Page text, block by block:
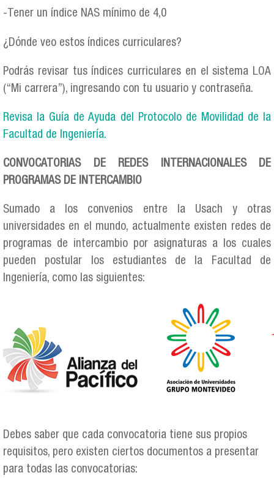
-Tener un índice NAS mínimo de 4,0
¿Dónde veo estos índices curriculares?
Podrás revisar tus índices curriculares en el sistema LOA
(“Mi carrera”), ingresando con tu usuario y contraseña.
Revisa la Guía de Ayuda del Protocolo de Movilidad de la
Facultad de Ingeniería.
CONVOCATORIAS DE REDES INTERNACIONALES DE
PROGRAMAS DE INTERCAMBIO
Sumado a los convenios entre la Usach y otras
universidades en el mundo, actualmente existen redes de
programas de intercambio por asignaturas a los cuales
pueden postular los estudiantes de la Facultad de
Ingeniería, como las siguientes:
redes_drii.png
Debes saber que cada convocatoria tiene sus propios
requisitos, pero existen ciertos documentos a presentar
para todas las convocatorias: